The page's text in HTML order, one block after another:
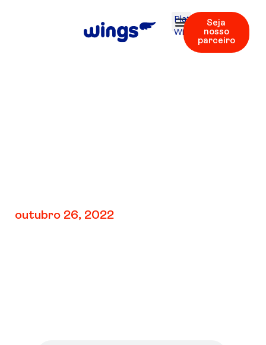
Plataforma
Wings
Seja
nosso
parceiro
outubro 26, 2022